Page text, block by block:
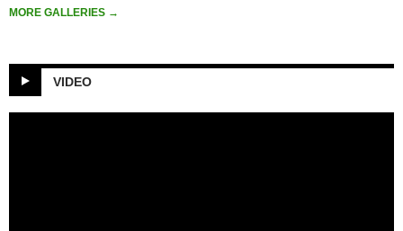
MORE GALLERIES →
VIDEO